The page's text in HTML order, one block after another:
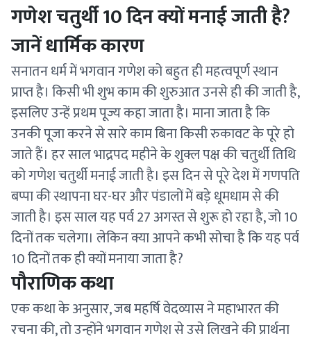
गणेश चतुर्थी 10 दिन क्यों मनाई जाती है?
जानें धार्मिक कारण
सनातन धर्म में भगवान गणेश को बहुत ही महत्वपूर्ण स्थान
प्राप्त है। किसी भी शुभ काम की शुरुआत उनसे ही की जाती है,
इसलिए उन्हें प्रथम पूज्य कहा जाता है। माना जाता है कि
उनकी पूजा करने से सारे काम बिना किसी रुकावट के पूरे हो
जाते हैं। हर साल भाद्रपद महीने के शुक्ल पक्ष की चतुर्थी तिथि
को गणेश चतुर्थी मनाई जाती है। इस दिन से पूरे देश में गणपति
बप्पा की स्थापना घर-घर और पंडालों में बड़े धूमधाम से की
जाती है। इस साल यह पर्व 27 अगस्त से शुरू हो रहा है, जो 10
दिनों तक चलेगा। लेकिन क्या आपने कभी सोचा है कि यह पर्व
10 दिनों तक ही क्यों मनाया जाता है?
पौराणिक कथा
एक कथा के अनुसार, जब महर्षि वेदव्यास ने महाभारत की
रचना की, तो उन्होंने भगवान गणेश से उसे लिखने की प्रार्थना